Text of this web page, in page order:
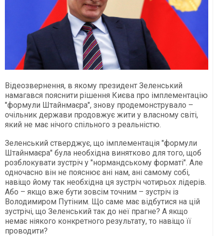
Відеозвернення, в якому президент Зеленський
намагався пояснити рішення Києва про імплементацію
"формули Штайнмаєра", знову продемонструвало –
очільник держави продовжує жити у власному світі,
який не має нічого спільного з реальністю.
Зеленський стверджує, що імплементація "формули
Штайнмаєра" була необхідна винятково для того, щоб
розблокувати зустріч у "нормандському форматі". Але
одночасно він не пояснює ані нам, ані самому собі,
навіщо йому так необхідна ця зустріч чотирьох лідерів.
Або – якщо вже бути зовсім точним – зустріч із
Володимиром Путіним. Що саме має відбутися на цій
зустрічі, що Зеленський так до неї прагне? А якщо
немає ніякого конкретного результату, то навіщо її
проводити?